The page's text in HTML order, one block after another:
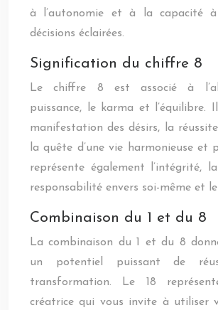
à l’autonomie et à la capacité à
décisions éclairées.
Signification du chiffre 8
Le chiffre 8 est associé à
puissance, le karma et l’équilibre.
manifestation des désirs, la
la quête d’une vie harmonieuse et
représente également l’intégrité,
responsabilité envers soi-même et
Combinaison du 1 et du 8
La combinaison du 1 et du 8
un potentiel puissant de
transformation. Le 18
créatrice qui vous invite à utiliser